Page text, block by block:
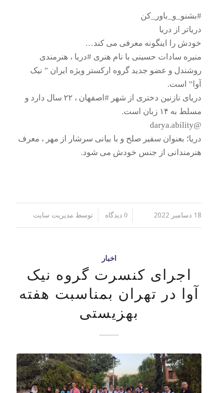
#بشنو_و_باور_کن
دریاتر از دریا
خودش را اینگونه معرفی می کند…
منیره سادات حسینی با نام هنری #دریا ، هنرمندی
روشندل و عضو جدید گروه ارکستر ویژه ایران ” نیک
آوا” است.
دریای نازنین دختری از شهر #اصفهان ، ۲۲ سال دارد و
مسلط به ۱۴ زبان است.
@darya.ability
دریا؛ بعنوان سفیر صلح و با بیانی سرشار از مهر ، معرف
هنرمندانی از جنس خودش می شود.
18 دسامبر 2022 / 0 دیدگاه توسط مدیریت سایت
اخبار
اجرای کنسرت گروه نیک
آوا در تهران بمناسبت هفته
بهزیستی